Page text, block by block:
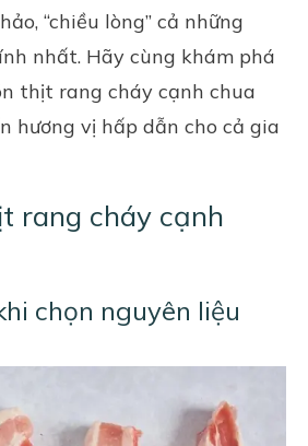
“chiều lòng” cả những
nhất. Hãy cùng khám phá
thịt rang cháy cạnh chua
hương vị hấp dẫn cho cả gia
rang cháy cạnh
chọn nguyên liệu